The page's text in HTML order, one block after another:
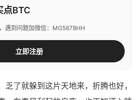
点BTC
遇到问题加微信：MG5678HH
立即注册
乏了就躲到这片天地来，折腾也好，